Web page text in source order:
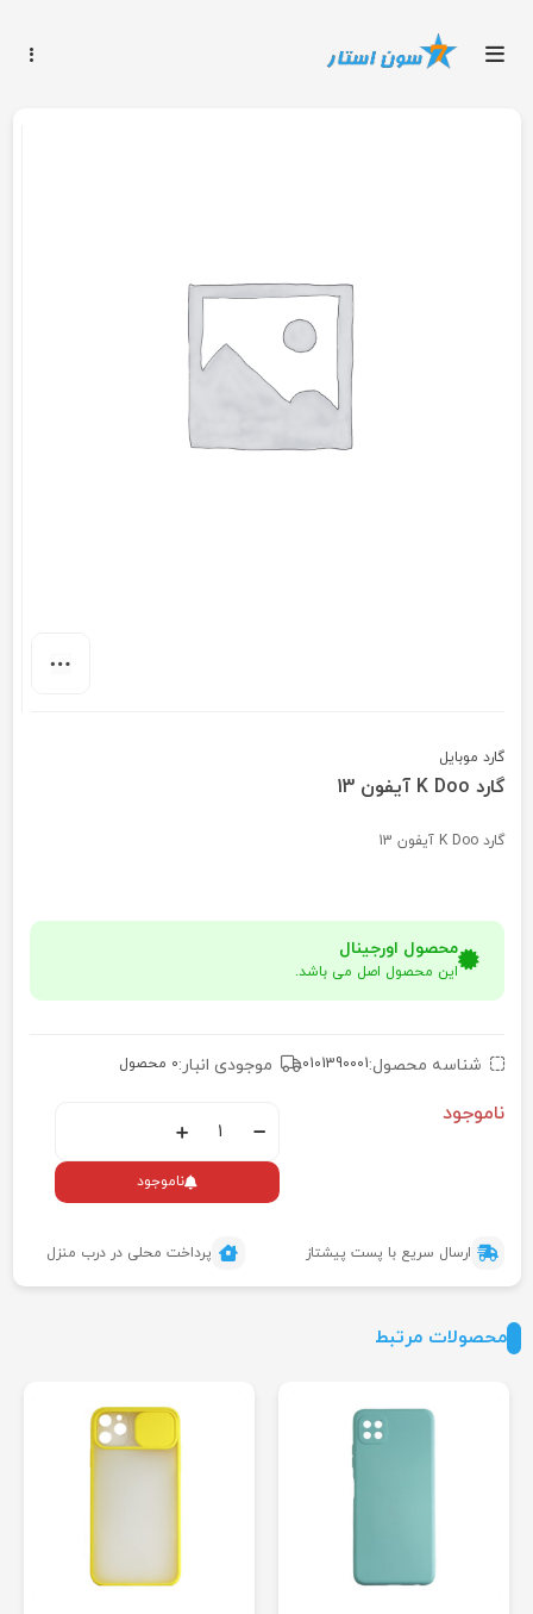
گارد موبایل
گارد K Doo آیفون 13
گارد K Doo آیفون 13
محصول اورجینال
این محصول اصل می باشد.
شناسه محصول:0101390001 موجودی انبار:0 محصول
ناموجود
ناموجود
ارسال سریع با پست پیشتاز پرداخت محلی در درب منزل
محصولات مرتبط